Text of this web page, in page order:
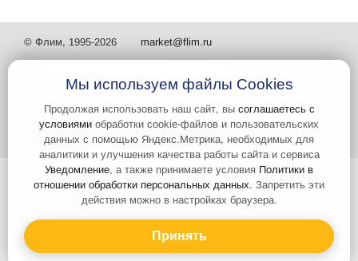
© Флим, 1995-2026 market@flim.ru
Задать вопрос Контакты
Интернет-сайт носит информационный характер и не является
публичной офертой, которая определяется положениями статьи 437
Гражданского кодекса РФ. Информация о характеристиках и
стоимости товаров, указанных на сайте, условия доставки может
быть изменена в одностороннем порядке. Информация по ценам,
может отличаться от фактической, к моменту оформления заказа.
Мы используем файлы Cookies
Продолжая использовать наш сайт, вы соглашаетесь с
условиями обработки cookie-файлов и пользовательских
данных с помощью Яндекс.Метрика, необходимых для
аналитики и улучшения качества работы сайта и сервиса
Уведомление, а также принимаете условия Политики в
отношении обработки персональных данных. Запретить эти
действия можно в настройках браузера.
Принять